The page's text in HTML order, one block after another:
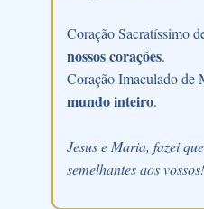
Coração Sacratíssimo
nossos corações.
Coração Imaculado de
mundo inteiro.
Jesus e Maria, fazei
semelhantes aos vossos!